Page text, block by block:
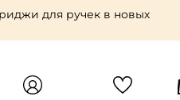
для ручек в новых